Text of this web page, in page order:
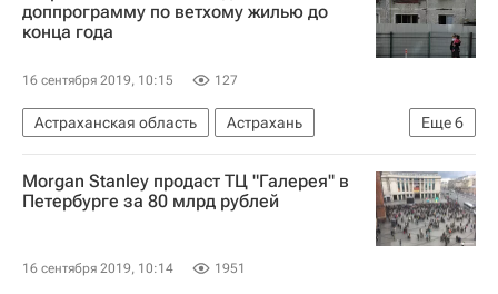
доппрограмму по ветхому жилью до
конца года
16 сентября 2019, 10:15 127
Еще6
Астраханская область
Астрахань
Министерство финансов РФ (Минфин России)
Генеральная прокуратура РФ
Жилье
Аварийные дома
Игорь Бабушкин
Morgan Stanley продаст ТЦ "Галерея" в
Петербурге за 80 млрд рублей
16 сентября 2019, 10:14 1951